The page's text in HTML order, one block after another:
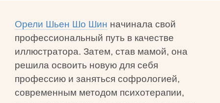
Орели Шьен Шо Шин начинала свой
профессиональный путь в качестве
иллюстратора. Затем, став мамой, она
решила освоить новую для себя
профессию и заняться софрологией,
современным методом психотерапии,